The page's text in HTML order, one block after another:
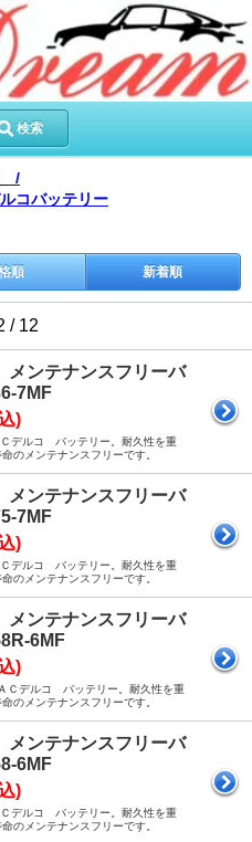
検索
] /
コバッテリー
順 新着順
/ 12
ンテナンスフリーバ
7MF
)
デルコ バッテリー。耐久性を重
のメンテナンスフリーです。
ンテナンスフリーバ
7MF
)
デルコ バッテリー。耐久性を重
のメンテナンスフリーです。
ンテナンスフリーバ
6MF
)
Ｃデルコ バッテリー。耐久性を重
のメンテナンスフリーです。
ンテナンスフリーバ
6MF
)
デルコ バッテリー。耐久性を重
のメンテナンスフリーです。